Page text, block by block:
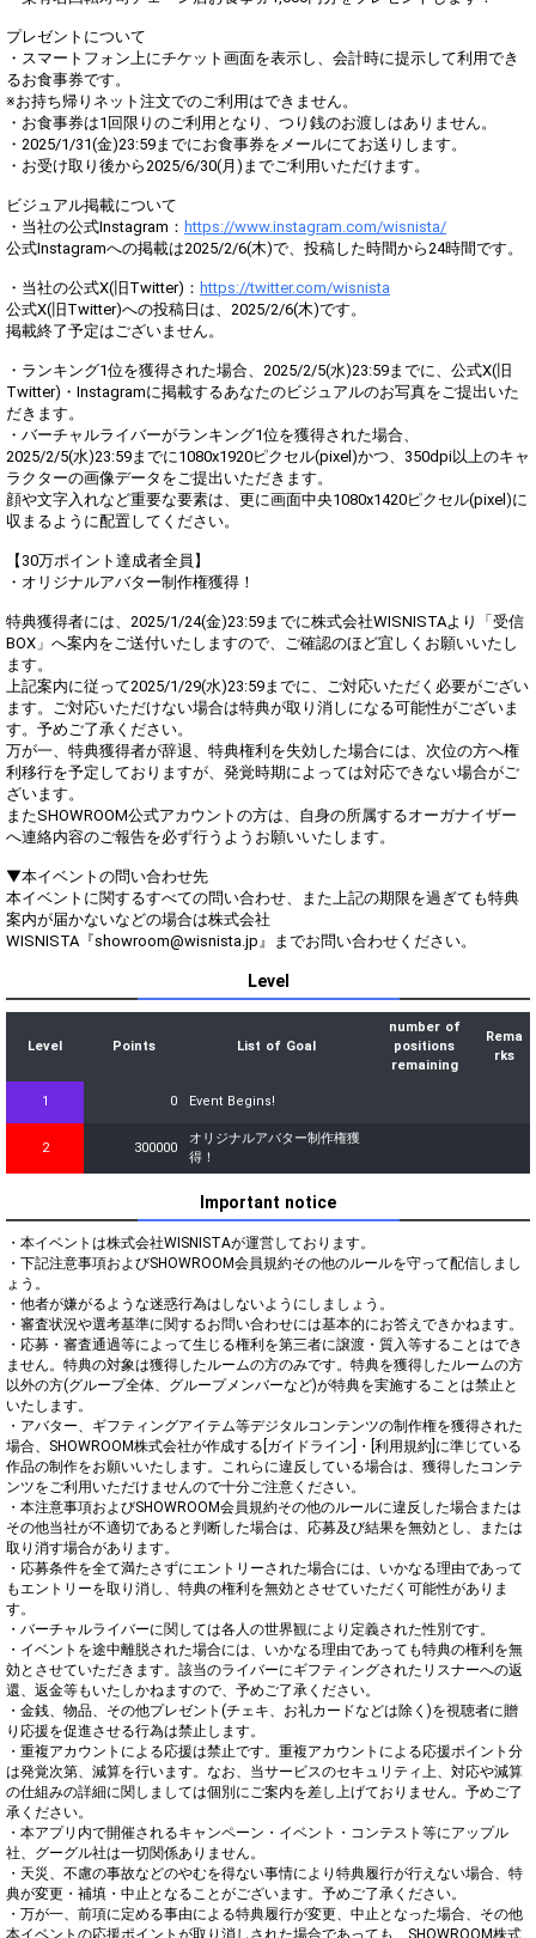
プレゼントについて
・スマートフォン上にチケット画面を表示し、会計時に提示して利用でき
るお食事券です。
※お持ち帰りネット注文でのご利用はできません。
・お食事券は1回限りのご利用となり、つり銭のお渡しはありません。
・2025/1/31(金)23:59までにお食事券をメールにてお送りします。
・お受け取り後から2025/6/30(月)までご利用いただけます。
ビジュアル掲載について
・当社の公式Instagram： https://www.instagram.com/wisnista/
公式Instagramへの掲載は2025/2/6(木)で、投稿した時間から24時間です。
・当社の公式X(旧Twitter)： https://twitter.com/wisnista
公式X(旧Twitter)への投稿日は、2025/2/6(木)です。
掲載終了予定はございません。
・ランキング1位を獲得された場合、2025/2/5(水)23:59までに、公式X(旧
Twitter)・Instagramに掲載するあなたのビジュアルのお写真をご提出いた
だきます。
・バーチャルライバーがランキング1位を獲得された場合、
2025/2/5(水)23:59までに1080x1920ピクセル(pixel)かつ、350dpi以上のキャ
ラクターの画像データをご提出いただきます。
顔や文字入れなど重要な要素は、更に画面中央1080x1420ピクセル(pixel)に
収まるように配置してください。
【30万ポイント達成者全員】
・オリジナルアバター制作権獲得！
特典獲得者には、2025/1/24(金)23:59までに株式会社WISNISTAより「受信
BOX」へ案内をご送付いたしますので、ご確認のほど宜しくお願いいたし
ます。
上記案内に従って2025/1/29(水)23:59までに、ご対応いただく必要がござい
ます。ご対応いただけない場合は特典が取り消しになる可能性がございま
す。予めご了承ください。
万が一、特典獲得者が辞退、特典権利を失効した場合には、次位の方へ権
利移行を予定しておりますが、発覚時期によっては対応できない場合がご
ざいます。
またSHOWROOM公式アカウントの方は、自身の所属するオーガナイザー
へ連絡内容のご報告を必ず行うようお願いいたします。
▼本イベントの問い合わせ先
本イベントに関するすべての問い合わせ、また上記の期限を過ぎても特典
案内が届かないなどの場合は株式会社
WISNISTA『showroom@wisnista.jp』までお問い合わせください。
Level
Level Points List of Goal
number of
positions
remaining
Rema
rks
1 0 Event Begins!
2 300000
オリジナルアバター制作権獲
得！
Important notice
・本イベントは株式会社WISNISTAが運営しております。
・下記注意事項およびSHOWROOM会員規約その他のルールを守って配信しまし
ょう。
・他者が嫌がるような迷惑行為はしないようにしましょう。
・審査状況や選考基準に関するお問い合わせには基本的にお答えできかねます。
・応募・審査通過等によって生じる権利を第三者に譲渡・質入等することはでき
ません。特典の対象は獲得したルームの方のみです。特典を獲得したルームの方
以外の方(グループ全体、グループメンバーなど)が特典を実施することは禁止と
いたします。
・アバター、ギフティングアイテム等デジタルコンテンツの制作権を獲得された
場合、SHOWROOM株式会社が作成する[ガイドライン]・[利用規約]に準じている
作品の制作をお願いいたします。これらに違反している場合は、獲得したコンテ
ンツをご利用いただけませんので十分ご注意ください。
・本注意事項およびSHOWROOM会員規約その他のルールに違反した場合または
その他当社が不適切であると判断した場合は、応募及び結果を無効とし、または
取り消す場合があります。
・応募条件を全て満たさずにエントリーされた場合には、いかなる理由であって
もエントリーを取り消し、特典の権利を無効とさせていただく可能性がありま
す。
・バーチャルライバーに関しては各人の世界観により定義された性別です。
・イベントを途中離脱された場合には、いかなる理由であっても特典の権利を無
効とさせていただきます。該当のライバーにギフティングされたリスナーへの返
還、返金等もいたしかねますので、予めご了承ください。
・金銭、物品、その他プレゼント(チェキ、お礼カードなどは除く)を視聴者に贈
り応援を促進させる行為は禁止します。
・重複アカウントによる応援は禁止です。重複アカウントによる応援ポイント分
は発覚次第、減算を行います。なお、当サービスのセキュリティ上、対応や減算
の仕組みの詳細に関しましては個別にご案内を差し上げておりません。予めご了
承ください。
・本アプリ内で開催されるキャンペーン・イベント・コンテスト等にアップル
社、グーグル社は一切関係ありません。
・天災、不慮の事故などのやむを得ない事情により特典履行が行えない場合、特
典が変更・補填・中止となることがございます。予めご了承ください。
・万が一、前項に定める事由による特典履行が変更、中止となった場合、その他
本イベントの応援ポイントが取り消しされた場合であっても、SHOWROOM株式